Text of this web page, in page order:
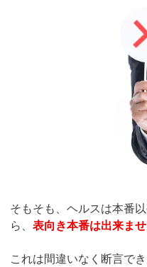
そもそも、ヘルスは本番
ら、 表向き本番は出来ませ
これは間違いなく断言でき